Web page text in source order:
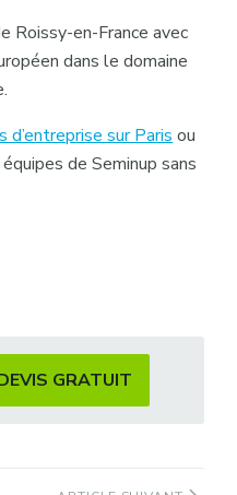
Roissy-en-France avec
dans le domaine
d’entreprise sur Paris ou
de Seminup sans
GRATUIT